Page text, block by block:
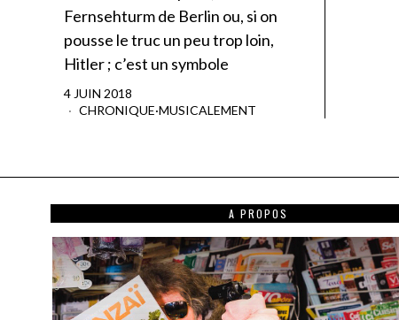
Fernsehturm de Berlin ou, si on
pousse le truc un peu trop loin,
Hitler ; c’est un symbole
4 JUIN 2018
CHRONIQUE·MUSICALEMENT
A PROPOS